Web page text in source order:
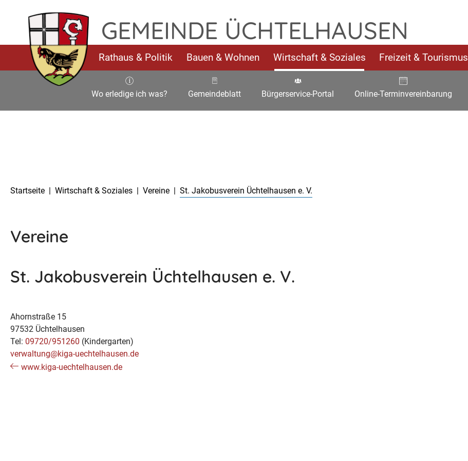
GEMEINDE ÜCHTELHAUSEN
Rathaus & Politik Bauen & Wohnen Wirtschaft & Soziales Freizeit & Tourismus
Wo erledige ich was? Gemeindeblatt Bürgerservice-Portal Online-Terminvereinbarung
Startseite
Wirtschaft & Soziales Vereine St. Jakobusverein Üchtelhausen e. V.
Vereine
St. Jakobusverein Üchtelhausen e. V.
Ahornstraße 15
97532 Üchtelhausen
Tel: 09720/951260 (Kindergarten)
verwaltung@kiga-uechtelhausen.de
www.kiga-uechtelhausen.de